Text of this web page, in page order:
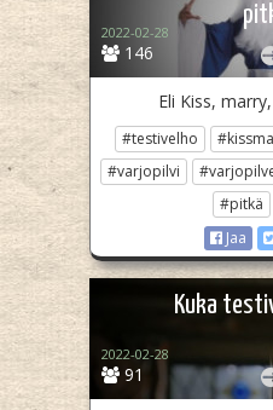
146
2022-02-28
Eli Kiss,
#testivelho
#varjopilvi
#pitkä
Jaa
Kuka
91
2022-02-28